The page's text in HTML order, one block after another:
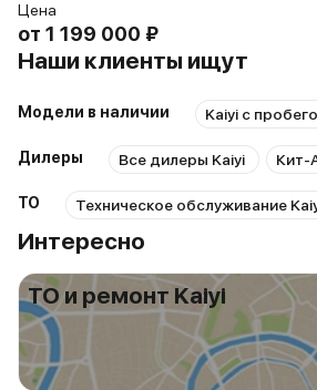
Цена
от 1 199 000 ₽
Наши клиенты ищут
Модели в наличии Kaiyi с
Дилеры Все дилеры Kaiyi Кит-
ТО Техническое обслуживание
Интересно
ТО и ремонт Kaiyi